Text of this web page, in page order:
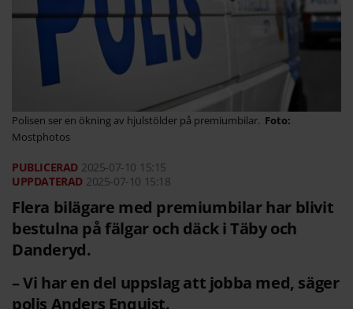
Polisen ser en ökning av hjulstölder på premiumbilar.
Mostphotos
2025-07-10 15:15
2025-07-10 15:18
Flera bilägare med premiumbilar har blivit
bestulna på fälgar och däck i Täby och
Danderyd.
– Vi har en del uppslag att jobba med, säger
polis Anders Enquist.